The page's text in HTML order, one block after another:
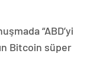
“ABD’yi
Bitcoin süper